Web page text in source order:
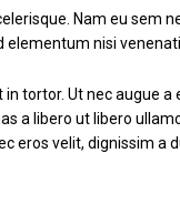
Nam eu
nisi
tortor. Ut nec augue
a libero ut libero
eros velit, dignissim a